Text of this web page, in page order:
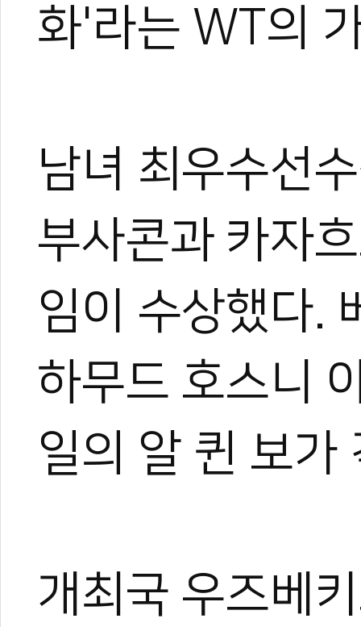
화'라는 WT의
남녀 최우수선
부사콘과 카자
임이 수상했다.
하무드 호스니
일의 알 퀸 보가
개최국 우즈베
관련 뉴스